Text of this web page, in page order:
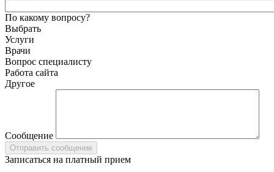
По какому вопросу?
Выбрать
Услуги
Врачи
Вопрос специалисту
Работа сайта
Другое
Сообщение
Записаться на платный прием